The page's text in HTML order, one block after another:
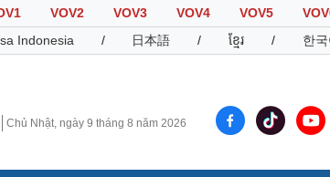
VOV2 VOV3 VOV4 VOV5
Indonesia / 日本語 / ខ្មែរ / 한국
Chủ Nhật, ngày 9 tháng 8 năm 2026